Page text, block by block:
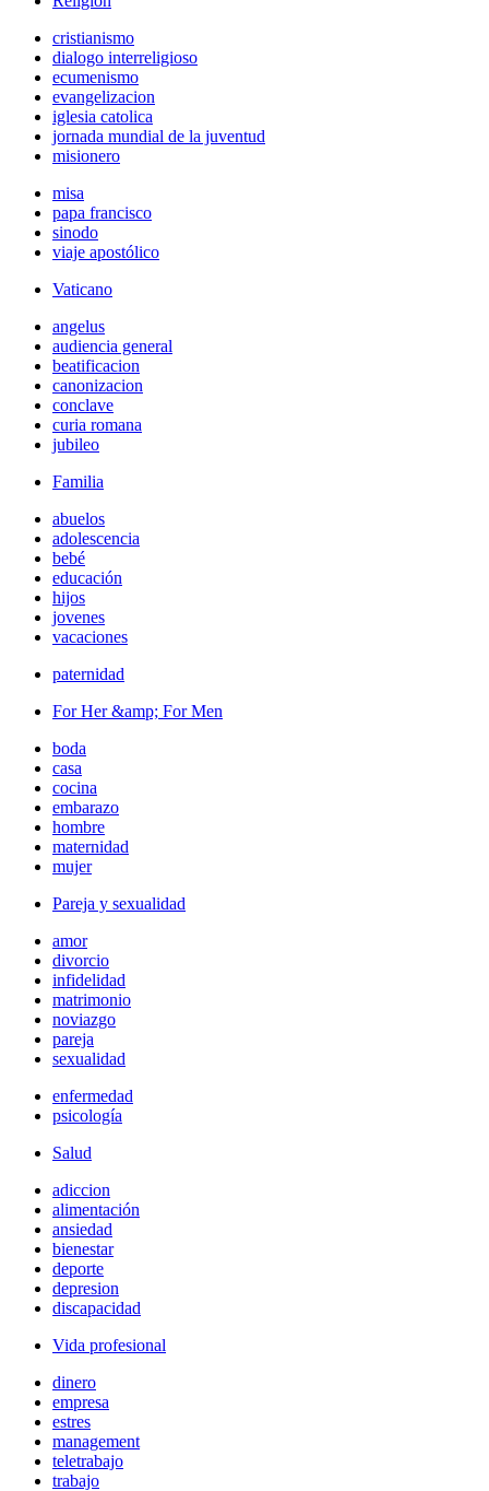
cristianismo
dialogo interreligioso
ecumenismo
evangelizacion
iglesia catolica
jornada mundial de la juventud
misionero
misa
papa francisco
sinodo
viaje apostólico
Vaticano
angelus
audiencia general
beatificacion
canonizacion
conclave
curia romana
jubileo
Familia
abuelos
adolescencia
bebé
educación
hijos
jovenes
vacaciones
paternidad
For Her &amp; For Men
boda
casa
cocina
embarazo
hombre
maternidad
mujer
Pareja y sexualidad
amor
divorcio
infidelidad
matrimonio
noviazgo
pareja
sexualidad
enfermedad
psicología
Salud
adiccion
alimentación
ansiedad
bienestar
deporte
depresion
discapacidad
Vida profesional
dinero
empresa
estres
management
teletrabajo
trabajo